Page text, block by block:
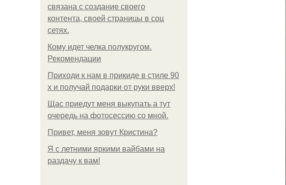
связана с создание своего
контента, своей страницы в соц
сетях.
Кому идет челка полукругом.
Рекомендации
Приходи к нам в прикиде в стиле 90
х и получай подарки от руки вверх!
Щас приедут меня выкупать а тут
очередь на фотосессию со мной.
Привет, меня зовут Кристина?
Я с летними яркими вайбами на
раздачу к вам!